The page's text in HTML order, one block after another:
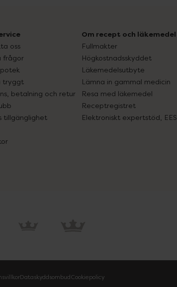
oss
frågor
tryggt
betalning och retur
tillgänglighet
Om recept och läkemedel
Fullmakter
Högkostnadsskyddet
Läkemedelsutbyte
Lämna in gammal medicin
Resa med läkemedel
Receptregistret
Elektroniskt expertstöd, EES
DataskyddsombudCookiepolicy